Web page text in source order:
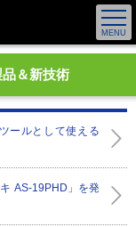
＆新技術
ールとして使える
AS-19PHD」を発